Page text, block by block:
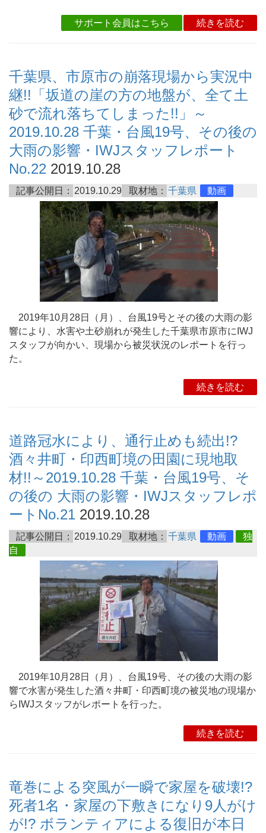
サポート会員はこちら 続きを読む
千葉県、市原市の崩落現場から実況中
継!!「坂道の崖の方の地盤が、全て土
砂で流れ落ちてしまった!!」～
2019.10.28 千葉・台風19号、その後の
大雨の影響・IWJスタッフレポート
No.22 2019.10.28
記事公開日： 2019.10.29 取材地： 千葉県 動画
2019年10月28日（月）、台風19号とその後の大雨の影
響により、水害や土砂崩れが発生した千葉県市原市にIWJ
スタッフが向かい、現場から被災状況のレポートを行っ
た。
続きを読む
道路冠水により、通行止めも続出!?
酒々井町・印西町境の田園に現地取
材!!～2019.10.28 千葉・台風19号、そ
の後の 大雨の影響・IWJスタッフレポ
ートNo.21 2019.10.28
記事公開日： 2019.10.29 取材地： 千葉県 動画
独
自
2019年10月28日（月）、台風19号、その後の大雨の影
響で水害が発生した酒々井町・印西町境の被災地の現場か
らIWJスタッフがレポートを行った。
続きを読む
竜巻による突風が一瞬で家屋を破壊!?
死者1名・家屋の下敷きになり9人がけ
が!? ボランティアによる復旧が本日